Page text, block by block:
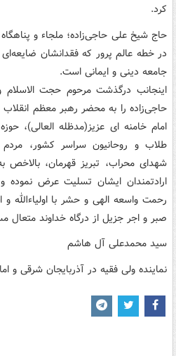
کرد.
حاج شیخ علی حاجی‌زاده؛ ملجاء و پناهگاه
در خطه عالم پرور که فقدانشان ضایعه‌ای
جامعه دینی و ایمانی است.
اینجانب درگذشت مرحوم حجت
حاجی‌زاده را به محضر رهبر معظم
امام خامنه ای عزیز(مدظله العالی)،
طلاب و روحانیون سراسر کشور،
شهدای محراب، تبریز قهرمان، بالاخص
ارادتمندان ایشان تسلیت عرض نموده
رحمت واسعه الهی و حشر با اولیاءالله و
صبر و اجر جزیل از درگاه خداوند متعال
سید محمدعلی آل هاشم
نماینده ولی فقیه در آذربایجان شرقی و